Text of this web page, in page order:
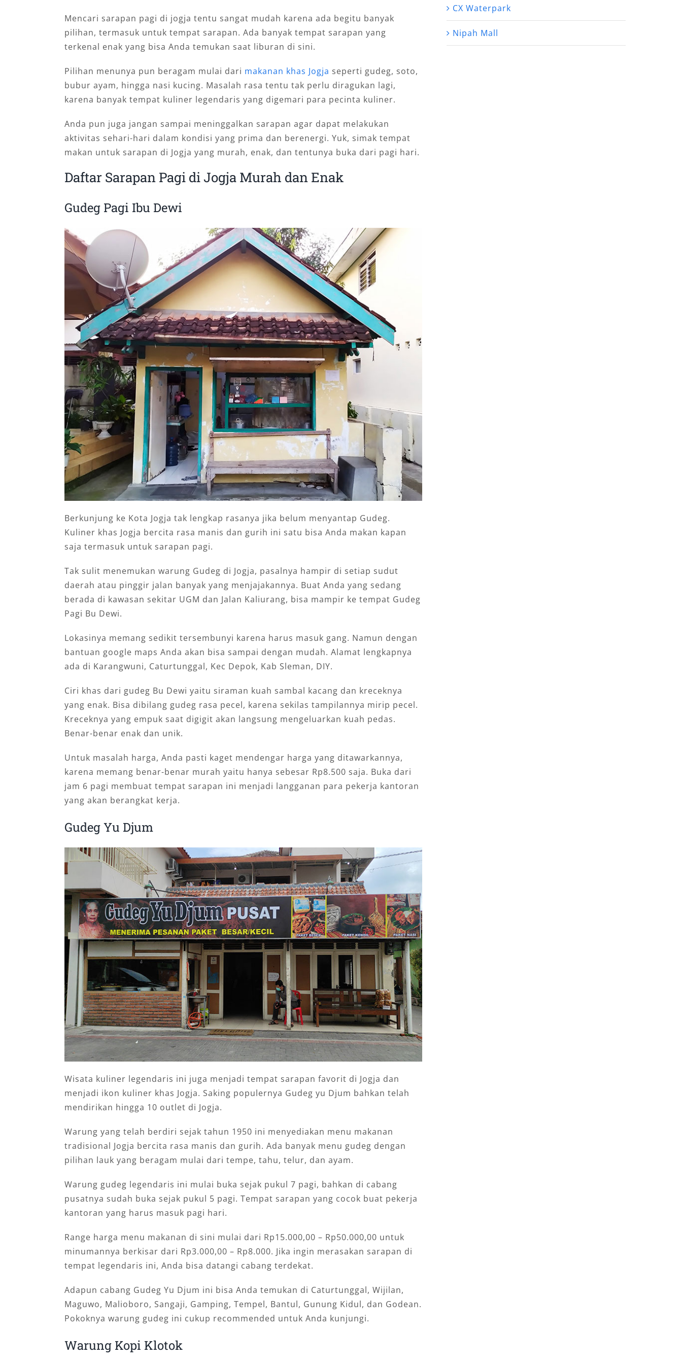
Mencari sarapan pagi di jogja tentu sangat mudah karena ada begitu banyak
pilihan, termasuk untuk tempat sarapan. Ada banyak tempat sarapan yang
terkenal enak yang bisa Anda temukan saat liburan di sini.
Pilihan menunya pun beragam mulai dari makanan khas Jogja seperti gudeg, soto,
bubur ayam, hingga nasi kucing. Masalah rasa tentu tak perlu diragukan lagi,
karena banyak tempat kuliner legendaris yang digemari para pecinta kuliner.
Anda pun juga jangan sampai meninggalkan sarapan agar dapat melakukan
aktivitas sehari-hari dalam kondisi yang prima dan berenergi. Yuk, simak tempat
makan untuk sarapan di Jogja yang murah, enak, dan tentunya buka dari pagi hari.
Daftar Sarapan Pagi di Jogja Murah dan Enak
Gudeg Pagi Ibu Dewi
Berkunjung ke Kota Jogja tak lengkap rasanya jika belum menyantap Gudeg.
Kuliner khas Jogja bercita rasa manis dan gurih ini satu bisa Anda makan kapan
saja termasuk untuk sarapan pagi.
Tak sulit menemukan warung Gudeg di Jogja, pasalnya hampir di setiap sudut
daerah atau pinggir jalan banyak yang menjajakannya. Buat Anda yang sedang
berada di kawasan sekitar UGM dan Jalan Kaliurang, bisa mampir ke tempat Gudeg
Pagi Bu Dewi.
Lokasinya memang sedikit tersembunyi karena harus masuk gang. Namun dengan
bantuan google maps Anda akan bisa sampai dengan mudah. Alamat lengkapnya
ada di Karangwuni, Caturtunggal, Kec Depok, Kab Sleman, DIY.
Ciri khas dari gudeg Bu Dewi yaitu siraman kuah sambal kacang dan kreceknya
yang enak. Bisa dibilang gudeg rasa pecel, karena sekilas tampilannya mirip pecel.
Kreceknya yang empuk saat digigit akan langsung mengeluarkan kuah pedas.
Benar-benar enak dan unik.
Untuk masalah harga, Anda pasti kaget mendengar harga yang ditawarkannya,
karena memang benar-benar murah yaitu hanya sebesar Rp8.500 saja. Buka dari
jam 6 pagi membuat tempat sarapan ini menjadi langganan para pekerja kantoran
yang akan berangkat kerja.
Gudeg Yu Djum
Wisata kuliner legendaris ini juga menjadi tempat sarapan favorit di Jogja dan
menjadi ikon kuliner khas Jogja. Saking populernya Gudeg yu Djum bahkan telah
mendirikan hingga 10 outlet di Jogja.
Warung yang telah berdiri sejak tahun 1950 ini menyediakan menu makanan
tradisional Jogja bercita rasa manis dan gurih. Ada banyak menu gudeg dengan
pilihan lauk yang beragam mulai dari tempe, tahu, telur, dan ayam.
Warung gudeg legendaris ini mulai buka sejak pukul 7 pagi, bahkan di cabang
pusatnya sudah buka sejak pukul 5 pagi. Tempat sarapan yang cocok buat pekerja
kantoran yang harus masuk pagi hari.
Range harga menu makanan di sini mulai dari Rp15.000,00 – Rp50.000,00 untuk
minumannya berkisar dari Rp3.000,00 – Rp8.000. Jika ingin merasakan sarapan di
tempat legendaris ini, Anda bisa datangi cabang terdekat.
Adapun cabang Gudeg Yu Djum ini bisa Anda temukan di Caturtunggal, Wijilan,
Maguwo, Malioboro, Sangaji, Gamping, Tempel, Bantul, Gunung Kidul, dan Godean.
Pokoknya warung gudeg ini cukup recommended untuk Anda kunjungi.
Warung Kopi Klotok
CX Waterpark
Nipah Mall